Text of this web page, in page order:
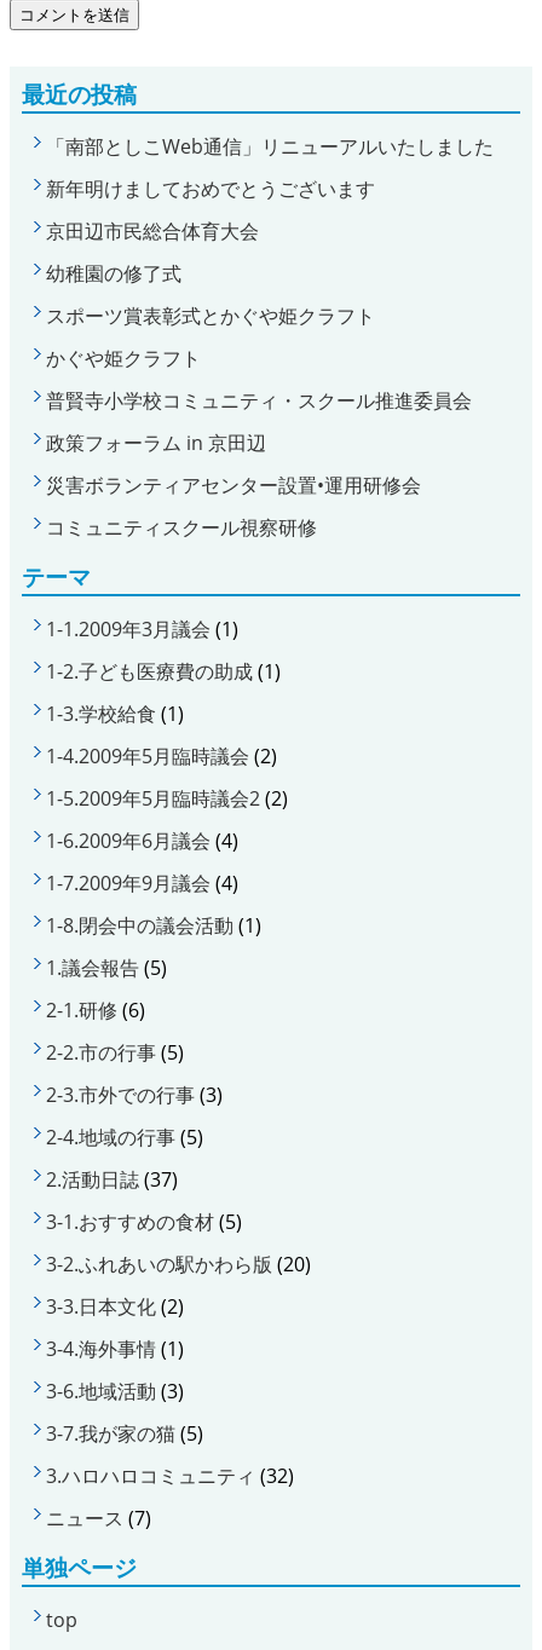
最近の投稿
「南部としこWeb通信」リニューアルいたしました
新年明けましておめでとうございます
京田辺市民総合体育大会
幼稚園の修了式
スポーツ賞表彰式とかぐや姫クラフト
かぐや姫クラフト
普賢寺小学校コミュニティ・スクール推進委員会
政策フォーラム in 京田辺
災害ボランティアセンター設置•運用研修会
コミュニティスクール視察研修
テーマ
1-1.2009年3月議会 (1)
1-2.子ども医療費の助成(1)
1-3.学校給食 (1)
1-4.2009年5月臨時議会 (2)
1-5.2009年5月臨時議会2(2)
1-6.2009年6月議会 (4)
1-7.2009年9月議会 (4)
1-8.閉会中の議会活動 (1)
1.議会報告(5)
2-1.研修 (6)
2-2.市の行事(5)
2-3.市外での行事(3)
2-4.地域の行事(5)
2.活動日誌(37)
3-1.おすすめの食材(5)
3-2.ふれあいの駅かわら版 (20)
3-3.日本文化(2)
3-4.海外事情(1)
3-6.地域活動 (3)
3-7.我が家の猫(5)
3.ハロハロコミュニティ (32)
ニュース (7)
単独ページ
top